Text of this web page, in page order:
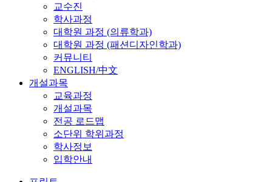
교수진
학사과정
대학원 과정 (의류학과)
대학원 과정 (패션디자인학과)
커뮤니티
ENGLISH/中文
개설과목
교육과정
개설과목
전공 로드맵
소단위 학위과정
학사정보
입학안내